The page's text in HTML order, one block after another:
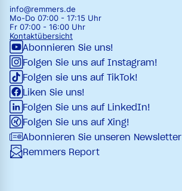
info@remmers.de
Mo-Do 07:00 - 17:15 Uhr
Fr 07:00 - 16:00 Uhr
Kontaktübersicht
Abonnieren Sie uns!
Folgen Sie uns auf Instagram!
Folgen sie uns auf TikTok!
Liken Sie uns!
Folgen Sie uns auf LinkedIn!
Folgen Sie uns auf Xing!
Abonnieren Sie unseren Newsletter
Remmers Report